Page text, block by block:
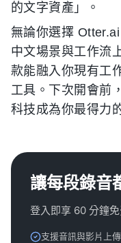
的文字資產」。
無論你選擇
中文場景與工作流
款能融入你現有工
工具。下次開會前
科技成為你最得力
讓每段錄音
登入即享 60 分鐘
支援音訊與影片上